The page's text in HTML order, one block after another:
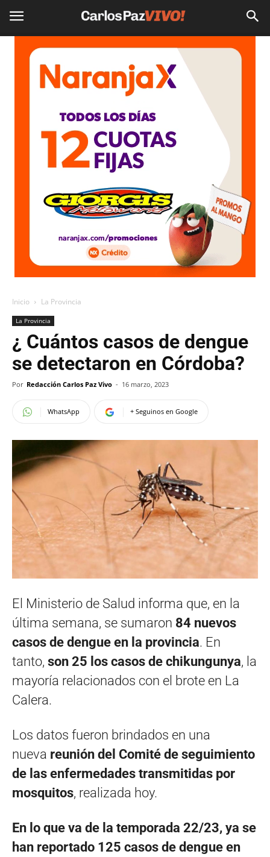
Inicio La Provincia
La Provincia
¿ Cuántos casos de dengue
se detectaron en Córdoba?
Por Redacción Carlos Paz Vivo - 16 marzo, 2023
WhatsApp + Seguinos en Google
El Ministerio de Salud informa que, en la
última semana, se sumaron 84 nuevos
casos de dengue en la provincia. En
tanto, son 25 los casos de chikungunya, la
mayoría relacionados con el brote en La
Calera.
Los datos fueron brindados en una
nueva reunión del Comité de seguimiento
de las enfermedades transmitidas por
mosquitos, realizada hoy.
En lo que va de la temporada 22/23, ya se
han reportado 125 casos de dengue en